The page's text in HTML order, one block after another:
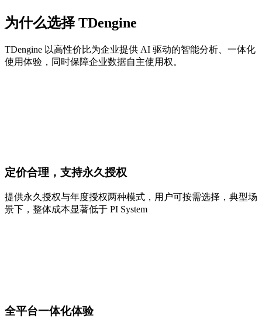
为什么选择 TDengine
TDengine 以高性价比为企业提供 AI 驱动的智能分析、一体化
使用体验，同时保障企业数据自主使用权。
定价合理，支持永久授权
提供永久授权与年度授权两种模式，用户可按需选择，典型场
景下，整体成本显著低于 PI System
全平台一体化体验